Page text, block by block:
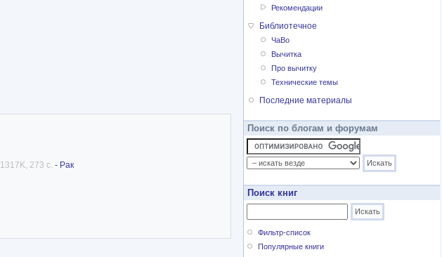
1317K, 273 с. - Рак
Рекомендации
Библиотечное
ЧаВо
Вычитка
Про вычитку
Технические темы
Последние материалы
Поиск по блогам и форумам
Поиск книг
Фильтр-список
Популярные книги